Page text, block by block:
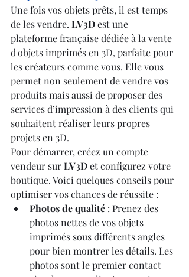
Une fois vos objets prêts, il est temps
de les vendre. LV3D est une
plateforme française dédiée à la vente
d'objets imprimés en 3D, parfaite pour
les créateurs comme vous. Elle vous
permet non seulement de vendre vos
produits mais aussi de proposer des
services d’impression à des clients qui
souhaitent réaliser leurs propres
projets en 3D.
Pour démarrer, créez un compte
vendeur sur LV3D et configurez votre
boutique. Voici quelques conseils pour
optimiser vos chances de réussite :
Photos de qualité : Prenez des
photos nettes de vos objets
imprimés sous différents angles
pour bien montrer les détails. Les
photos sont le premier contact